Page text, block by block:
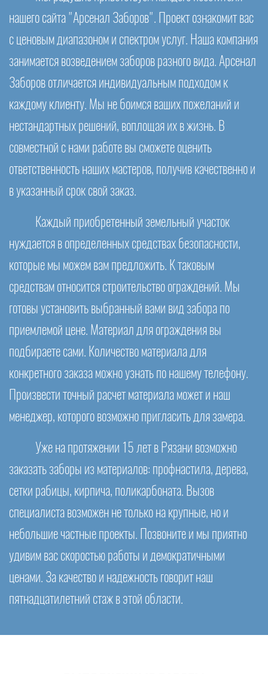
нашего сайта "Арсенал Заборов". Проект ознакомит вас
с ценовым диапазоном и спектром услуг. Наша компания
занимается возведением заборов разного вида. Арсенал
Заборов отличается индивидуальным подходом к
каждому клиенту. Мы не боимся ваших пожеланий и
нестандартных решений, воплощая их в жизнь. В
совместной с нами работе вы сможете оценить
ответственность наших мастеров, получив качественно и
в указанный срок свой заказ.
Каждый приобретенный земельный участок
нуждается в определенных средствах безопасности,
которые мы можем вам предложить. К таковым
средствам относится строительство ограждений. Мы
готовы установить выбранный вами вид забора по
приемлемой цене. Материал для ограждения вы
подбираете сами. Количество материала для
конкретного заказа можно узнать по нашему телефону.
Произвести точный расчет материала может и наш
менеджер, которого возможно пригласить для замера.
Уже на протяжении 15 лет в Рязани возможно
заказать заборы из материалов: профнастила, дерева,
сетки рабицы, кирпича, поликарбоната. Вызов
специалиста возможен не только на крупные, но и
небольшие частные проекты. Позвоните и мы приятно
удивим вас скоростью работы и демократичными
ценами. За качество и надежность говорит наш
пятнадцатилетний стаж в этой области.